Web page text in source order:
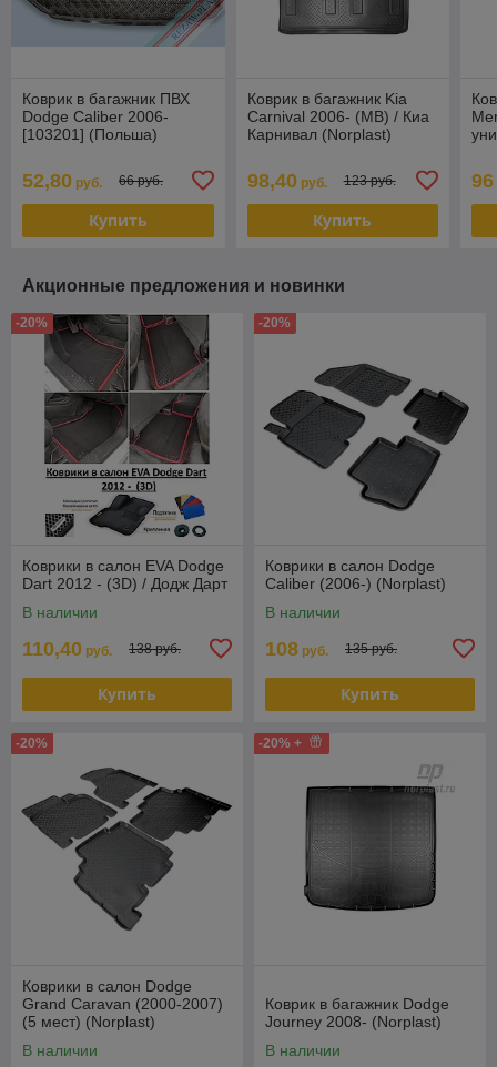
Коврик в багажник ПВХ
Dodge Caliber 2006-
[103201] (Польша)
52,80 руб. 66 руб.
Купить
Коврик в багажник Kia
Carnival 2006- (MB) / Киа
Карнивал (Norplast)
98,40руб. 123 руб.
Купить
96
Акционные предложения и новинки
-20%
Коврики в салон EVA Dodge
Dart 2012 - (3D) / Додж Дарт
В наличии
110,40 руб. 138 руб.
Купить
-20%
Коврики в салон Dodge
Caliber (2006-) (Norplast)
В наличии
108 руб. 135 руб.
Купить
-20%
Коврики в салон Dodge
Grand Caravan (2000-2007)
(5 мест) (Norplast)
В наличии
-20% +
Коврик в багажник Dodge
Journey 2008- (Norplast)
В наличии